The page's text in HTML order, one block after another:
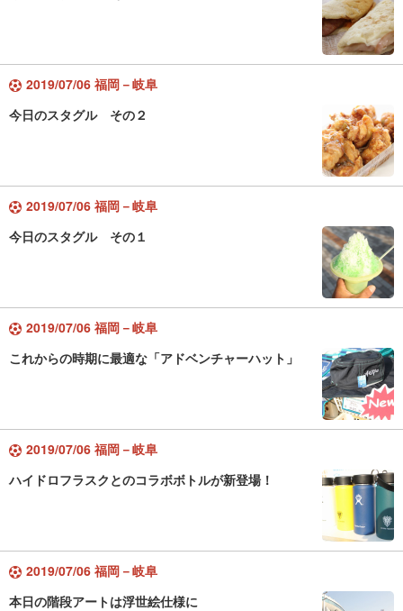
2019/07/06 福岡－岐阜
今日のスタグル その２
2019/07/06 福岡－岐阜
今日のスタグル その１
2019/07/06 福岡－岐阜
これからの時期に最適な「アドベンチャーハット」
2019/07/06 福岡－岐阜
ハイドロフラスクとのコラボボトルが新登場！
2019/07/06 福岡－岐阜
本日の階段アートは浮世絵仕様に